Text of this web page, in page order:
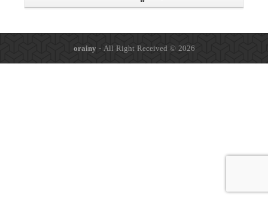
orainy - All Right Received © 2026